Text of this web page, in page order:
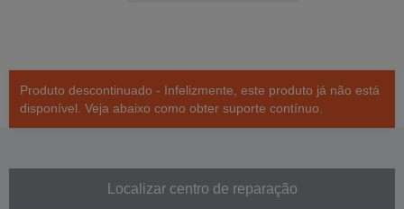
Produto descontinuado - Infelizmente, este produto já não está
disponível. Veja abaixo como obter suporte contínuo.
Localizar centro de reparação